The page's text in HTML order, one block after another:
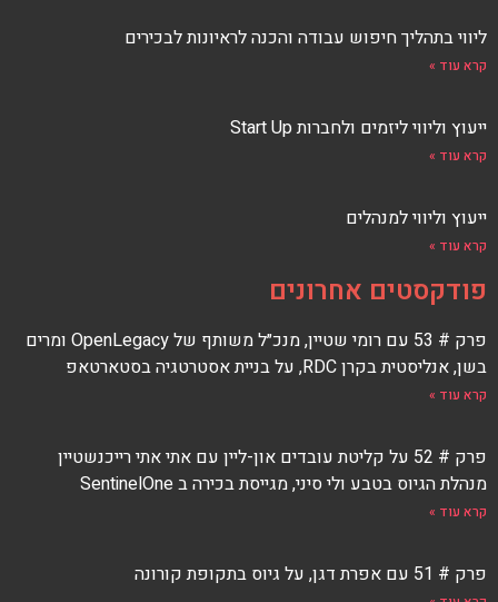
ליווי בתהליך חיפוש עבודה והכנה לראיונות לבכירים
קרא עוד »
ייעוץ וליווי ליזמים ולחברות Start Up
קרא עוד »
ייעוץ וליווי למנהלים
קרא עוד »
פודקסטים אחרונים
פרק # 53 עם רומי שטיין, מנכ״ל משותף של OpenLegacy ומרים
בשן, אנליסטית בקרן RDC, על בניית אסטרטגיה בסטארטאפ
קרא עוד »
פרק # 52 על קליטת עובדים און-ליין עם אתי אתי רייכנשטיין
מנהלת הגיוס בטבע ולי סיני, מגייסת בכירה ב SentinelOne
קרא עוד »
פרק # 51 עם אפרת דגן, על גיוס בתקופת קורונה